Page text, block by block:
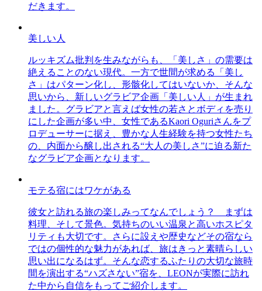
だきます。
美しい人
ルッキズム批判を生みながらも、「美しさ」の需要は
絶えることのない現代。一方で世間が求める「美し
さ」はパターン化し、形骸化してはいないか、そんな
思いから、新しいグラビア企画「美しい人」が生まれ
ました。グラビアと言えば女性の若さとボディを売り
にした企画が多い中、女性であるKaori Oguriさんをプ
ロデューサーに据え、豊かな人生経験を持つ女性たち
の、内面から醸し出される“大人の美しさ”に迫る新た
なグラビア企画となります。
モテる宿にはワケがある
彼女と訪れる旅の楽しみってなんでしょう？ まずは
料理、そして景色。気持ちのいい温泉と高いホスピタ
リティも大切です。さらに設えや歴史などその宿なら
ではの個性的な魅力があれば、旅はきっと素晴らしい
思い出になるはず。そんな恋するふたりの大切な旅時
間を演出する“ハズさない”宿を、LEONが実際に訪れ
た中から自信をもってご紹介します。